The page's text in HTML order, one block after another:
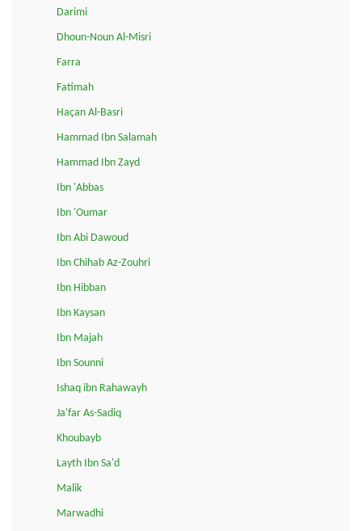
Darimi
Dhoun-Noun Al-Misri
Farra
Fatimah
Haçan Al-Basri
Hammad Ibn Salamah
Hammad Ibn Zayd
Ibn 'Abbas
Ibn 'Oumar
Ibn Abi Dawoud
Ibn Chihab Az-Zouhri
Ibn Hibban
Ibn Kaysan
Ibn Majah
Ibn Sounni
Ishaq ibn Rahawayh
Ja'far As-Sadiq
Khoubayb
Layth Ibn Sa'd
Malik
Marwadhi